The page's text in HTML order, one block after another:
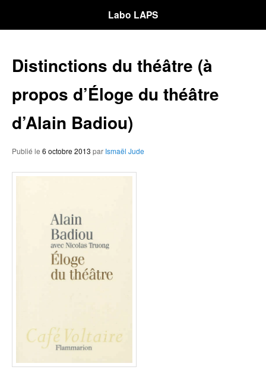
Labo LAPS
Distinctions du théâtre (à
propos d’Éloge du théâtre
d’Alain Badiou)
Publié le 6 octobre 2013 par Ismaël Jude